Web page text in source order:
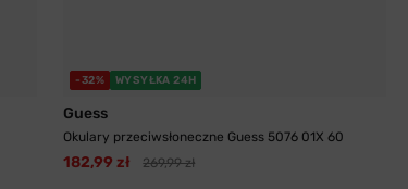
-32% WYSYŁKA 24H
Guess
Okulary przeciwsłoneczne Guess 5076 01X 60
182,99 zł 269,99 zł